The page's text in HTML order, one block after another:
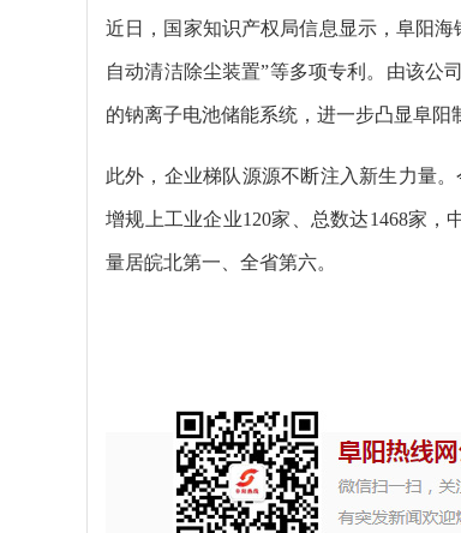
近日，国家知识产权局信息显示，阜阳
自动清洁除尘装置”等多项专利。由该公
的钠离子电池储能系统，进一步凸显阜阳
此外，企业梯队源源不断注入新生力量
增规上工业企业120家、总数达1468家
量居皖北第一、全省第六。